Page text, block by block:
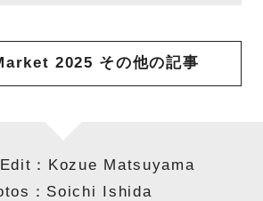
2025 その他の記事
：Kozue Matsuyama
：Soichi Ishida